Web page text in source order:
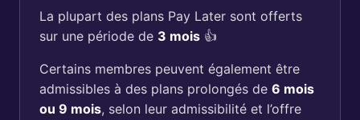
La plupart des plans Pay Later sont offerts
sur une période de 3 mois 👍
Certains membres peuvent également être
admissibles à des plans prolongés de 6 mois
ou 9 mois, selon leur admissibilité et l’offre